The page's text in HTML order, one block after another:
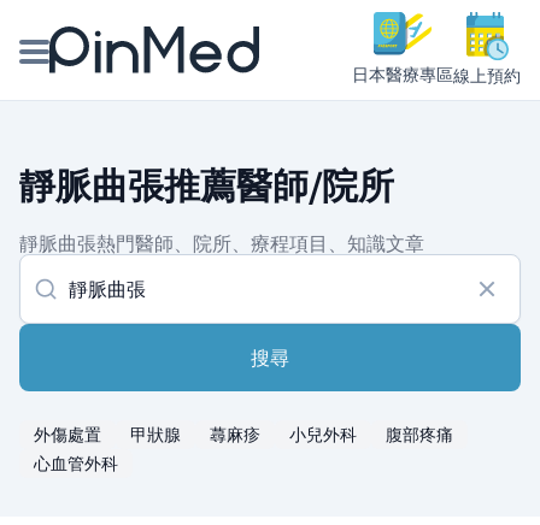
日本醫療專區線上預約
醫師專欄專訪
健康主題館
我是醫療人員
靜脈曲張推薦醫師/院所
靜脈曲張熱門醫師、院所、療程項目、知識文章
搜尋
外傷處置 甲狀腺 蕁麻疹 小兒外科
腹部疼痛
心血管外科